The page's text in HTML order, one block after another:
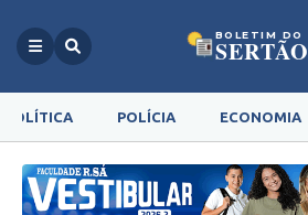
BOLETIM DO
SERTÃO
POLÍTICA POLÍCIA ECONOMIA